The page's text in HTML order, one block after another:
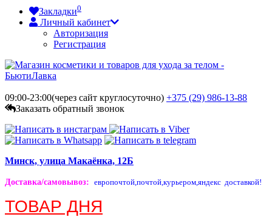
Закладки0
Личный кабинет
Авторизация
Регистрация
09:00-23:00(через сайт круглосуточно) +375 (29) 986-13-88
Заказать обратный звонок
Минск, улица Макаёнка, 12Б
Доставка/самовывоз: европочтой,почтой,курьером,яндекс доставкой!
ТОВАР ДНЯ